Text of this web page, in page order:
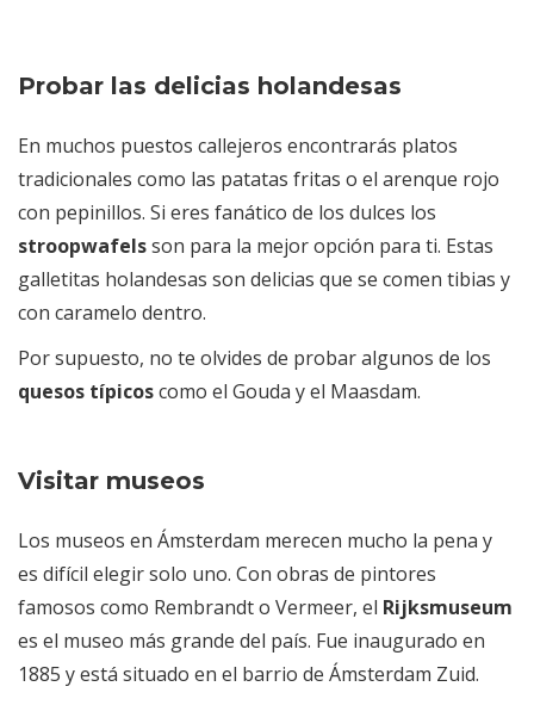
Probar las delicias holandesas
En muchos puestos callejeros encontrarás platos
tradicionales como las patatas fritas o el arenque rojo
con pepinillos. Si eres fanático de los dulces los
stroopwafelsson para la mejor opción para ti. Estas
galletitas holandesas son delicias que se comen tibias y
con caramelo dentro.
Por supuesto, no te olvides de probar algunos de los
quesos típicoscomo el Gouda y el Maasdam.
Visitar museos
Los museos en Ámsterdam merecen mucho la pena y
es difícil elegir solo uno. Con obras de pintores
famosos como Rembrandt o Vermeer, el Rijksmuseum
es el museo más grande del país. Fue inaugurado en
1885 y está situado en el barrio de Ámsterdam Zuid.